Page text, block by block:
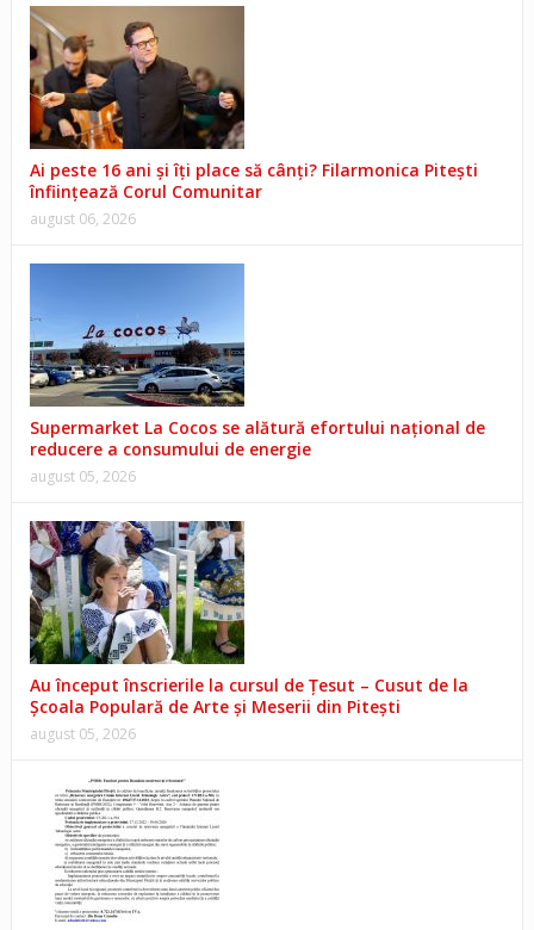
Ai peste 16 ani și îți place să cânți? Filarmonica Pitești
înființează Corul Comunitar
august 06, 2026
Supermarket La Cocos se alătură efortului național de
reducere a consumului de energie
august 05, 2026
Au început înscrierile la cursul de Țesut – Cusut de la
Școala Populară de Arte și Meserii din Pitești
august 05, 2026